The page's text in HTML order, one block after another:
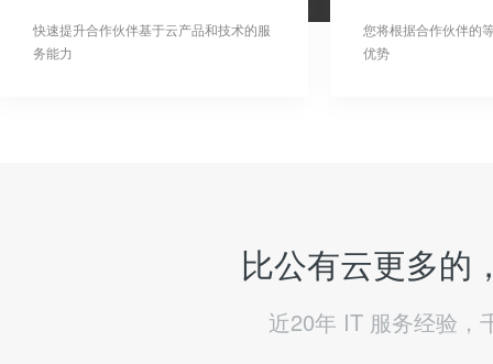
快速提升合作伙伴基于云产品和技术的服
务能力
您将根据合作伙伴的
优势
比公有云更多的
近20年 IT 服务经验，